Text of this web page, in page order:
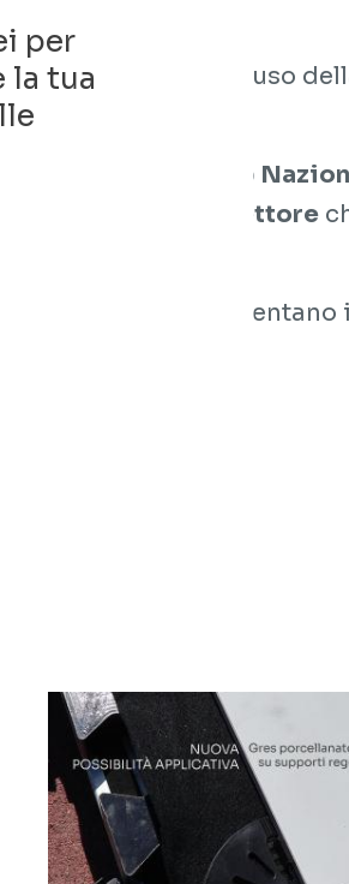
per
la tua di riciclo e riuso
Museo
aziende leader del settore
del design e reinventano